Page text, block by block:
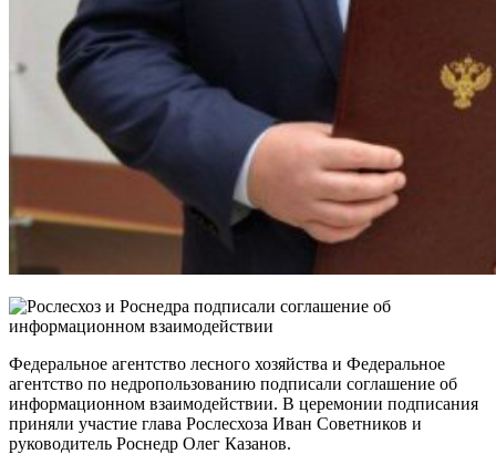
Федеральное агентство лесного хозяйства и Федеральное
агентство по недропользованию подписали соглашение об
информационном взаимодействии. В церемонии подписания
приняли участие глава Рослесхоза Иван Советников и
руководитель Роснедр Олег Казанов.